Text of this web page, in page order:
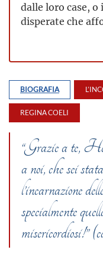
dalle loro case,
disperate che
BIOGRAFIA
REGINA COELI
“Grazie a te,
a noi, che sei
l’incarnazione
specialmente
misericordiosi!”